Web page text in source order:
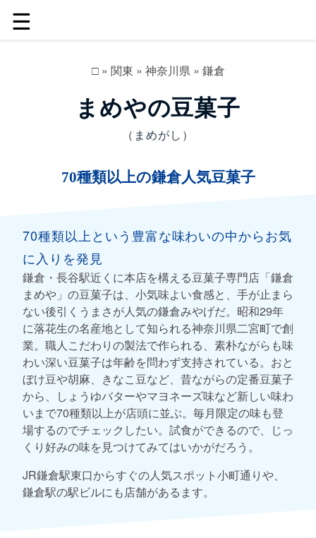
☰
□» 関東 » 神奈川県» 鎌倉
まめやの豆菓子
（まめがし）
70種類以上の鎌倉人気豆菓子
70種類以上という豊富な味わいの中からお気
に入りを発見
鎌倉・長谷駅近くに本店を構える豆菓子専門店「鎌倉
まめや」の豆菓子は、小気味よい食感と、手が止まら
ない後引くうまさが人気の鎌倉みやげだ。昭和29年
に落花生の名産地として知られる神奈川県二宮町で創
業。職人こだわりの製法で作られる、素朴ながらも味
わい深い豆菓子は年齢を問わず支持されている。おと
ぼけ豆や胡麻、きなこ豆など、昔ながらの定番豆菓子
から、しょうゆバターやマヨネーズ味など新しい味わ
いまで70種類以上が店頭に並ぶ。毎月限定の味も登
場するのでチェックしたい。試食ができるので、じっ
くり好みの味を見つけてみてはいかがだろう。
JR鎌倉駅東口からすぐの人気スポット小町通りや、
鎌倉駅の駅ビルにも店舗があるます。